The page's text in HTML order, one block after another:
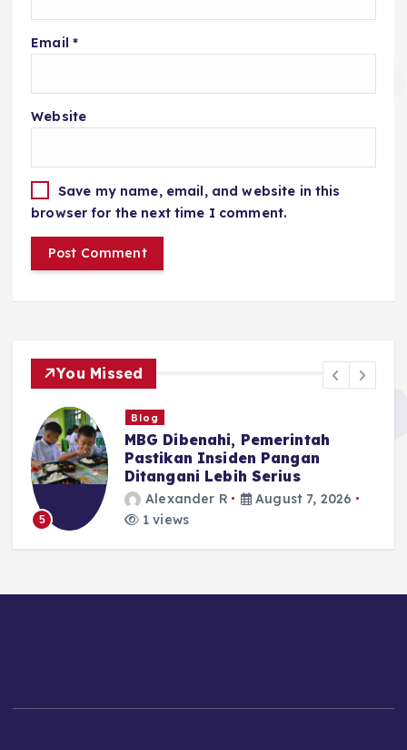
Email *
Website
Save my name, email, and website in this
browser for the next time I comment.
You Missed
5
Blog
MBG Dibenahi, Pemerintah
Pastikan Insiden Pangan
Ditangani Lebih Serius
Alexander R
August 7, 2026
1 views